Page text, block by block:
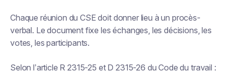
Chaque réunion du CSE doit donner lieu à un procès-
verbal. Le document fixe les échanges, les décisions, les
votes, les participants.
Selon l’article R 2315-25 et D 2315-26 du Code du travail :